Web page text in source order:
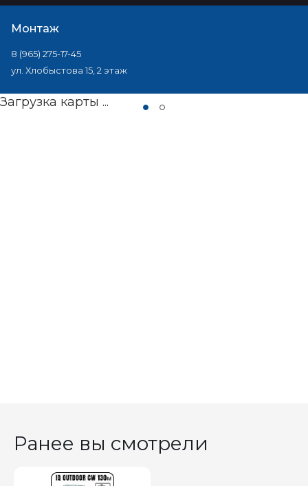
Монтаж
8 (965) 275-17-45
ул. Хлобыстова 15, 2 этаж
Загрузка карты ...
Ранее вы смотрели